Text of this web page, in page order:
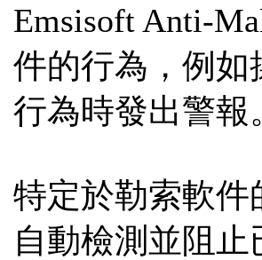
Emsisoft Anti-
件的行為，例
行為時發出警報
特定於勒索軟件
自動檢測並阻